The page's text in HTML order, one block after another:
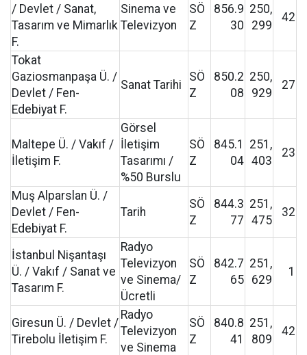
/ Devlet / Sanat,
Tasarım ve Mimarlık
F.
Sinema ve
Televizyon
SÖ
Z
856.9
30
250,
299
42
Tokat
Gaziosmanpaşa Ü. /
Devlet / Fen-
Edebiyat F.
Sanat Tarihi
SÖ
Z
850.2
08
250,
929
27
Maltepe Ü. / Vakıf /
İletişim F.
Görsel
İletişim
Tasarımı /
%50 Burslu
SÖ
Z
845.1
04
251,
403
23
Muş Alparslan Ü. /
Devlet / Fen-
Edebiyat F.
Tarih
SÖ
Z
844.3
77
251,
475
32
İstanbul Nişantaşı
Ü. / Vakıf / Sanat ve
Tasarım F.
Radyo
Televizyon
ve Sinema/
Ücretli
SÖ
Z
842.7
65
251,
629
1
Giresun Ü. / Devlet /
Tirebolu İletişim F.
Radyo
Televizyon
ve Sinema
SÖ
Z
840.8
41
251,
809
42